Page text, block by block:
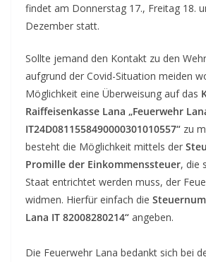
findet am Donnerstag 17., Freitag 18.
Dezember statt.
Sollte jemand den Kontakt zu den
aufgrund der Covid-Situation meiden
Möglichkeit eine Überweisung auf das
Raiffeisenkasse Lana „Feuerwehr
IT24D0811558490000301010557“ zu
besteht die Möglichkeit mittels der
Promille der Einkommenssteuer, die
Staat entrichtet werden muss, der
widmen. Hierfür einfach die
Lana IT 82008280214“ angeben.
Die Feuerwehr Lana bedankt sich bei